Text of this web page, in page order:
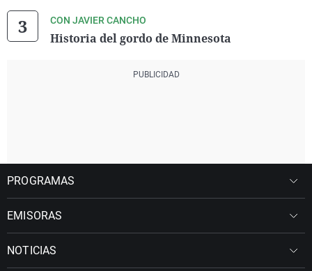
CON JAVIER CANCHO
Historia del gordo de Minnesota
PROGRAMAS
EMISORAS
NOTICIAS